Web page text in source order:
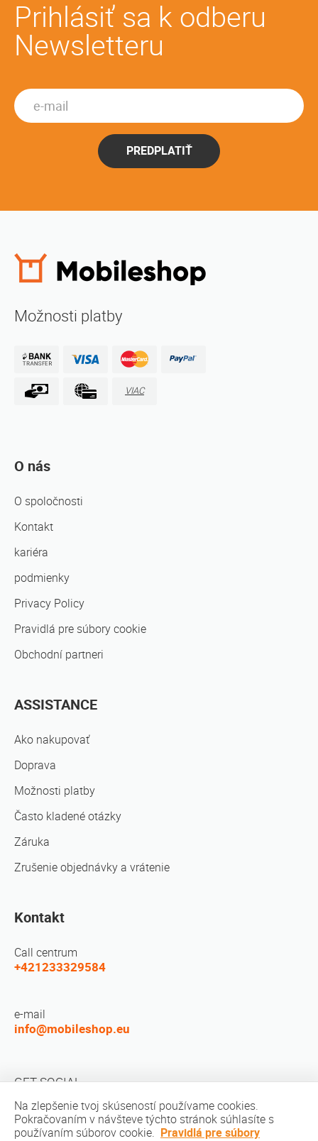
Prihlásiť sa k odberu
Newsletteru
PREDPLATIŤ
Možnosti platby
VIAC
O nás
O spoločnosti
Kontakt
kariéra
podmienky
Privacy Policy
Pravidlá pre súbory cookie
Obchodní partneri
ASSISTANCE
Ako nakupovať
Doprava
Možnosti platby
Často kladené otázky
Záruka
Zrušenie objednávky a vrátenie
Kontakt
Call centrum
+421233329584
e-mail
info@mobileshop.eu
GET SOCIAL
Na zlepšenie tvoj skúseností používame cookies.
Pokračovaním v návšteve týchto stránok súhlasíte s
používaním súborov cookie. Pravidlá pre súbory